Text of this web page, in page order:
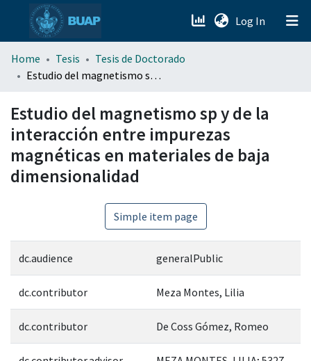
Log In (current)
menu.section.about_menu
Home Tesis
Tesis de Doctorado
Estudio del magnetismo sp y de la interacción entre impurezas magnéticas en materiales de baja dimensionalidad
Estudio del magnetismo sp y de la
interacción entre impurezas
magnéticas en materiales de baja
dimensionalidad
Simple item page
dc.audience generalPublic
dc.contributor Meza Montes, Lilia
dc.contributor De Coss Gómez, Romeo